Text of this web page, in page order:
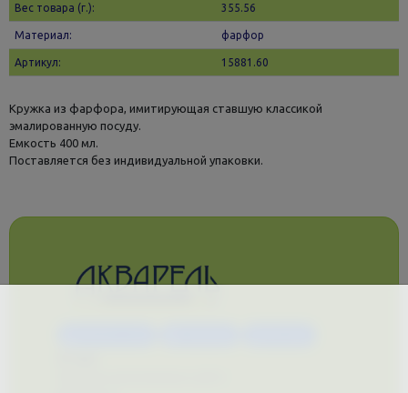
Вес товара (г.): 355.56
Материал: фарфор
Артикул: 15881.60
Кружка из фарфора, имитирующая ставшую классикой
эмалированную посуду.
Емкость 400 мл.
Поставляется без индивидуальной упаковки.